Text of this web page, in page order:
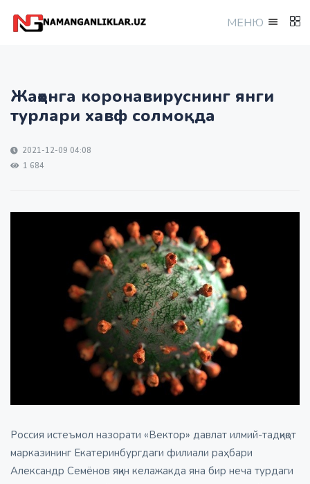
МEНЮ
Жаҳонга коронавируснинг янги
турлари хавф солмоқда
2021-12-09 04:08
1 684
Россия истеъмол назорати «Вектор» давлат илмий-тадқиқот
марказининг Екатеринбургдаги филиали раҳбари
Aлександр Семёнов яқин келажакда яна бир неча турдаги